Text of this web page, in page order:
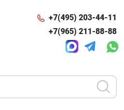
+7(495) 203-44-11
+7(965) 211-88-88